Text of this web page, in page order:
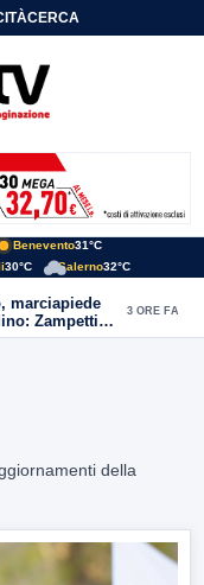
CERCA
Benevento31°C
30°C Salerno32°C
marciapiede
Zampetti e
polemiche
3 ORE FA
della